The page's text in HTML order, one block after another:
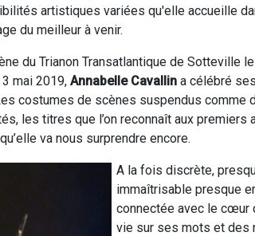
artistiques variées qu'elle accueille
du meilleur à venir.
du Trianon Transatlantique de Sotteville
mai 2019, Annabelle Cavallin a célébré
costumes de scènes suspendus comme
les titres que l’on reconnaît aux
va nous surprendre encore.
A la fois discrète,
immaîtrisable presque
connectée avec le cœur
vie sur ses mots et des